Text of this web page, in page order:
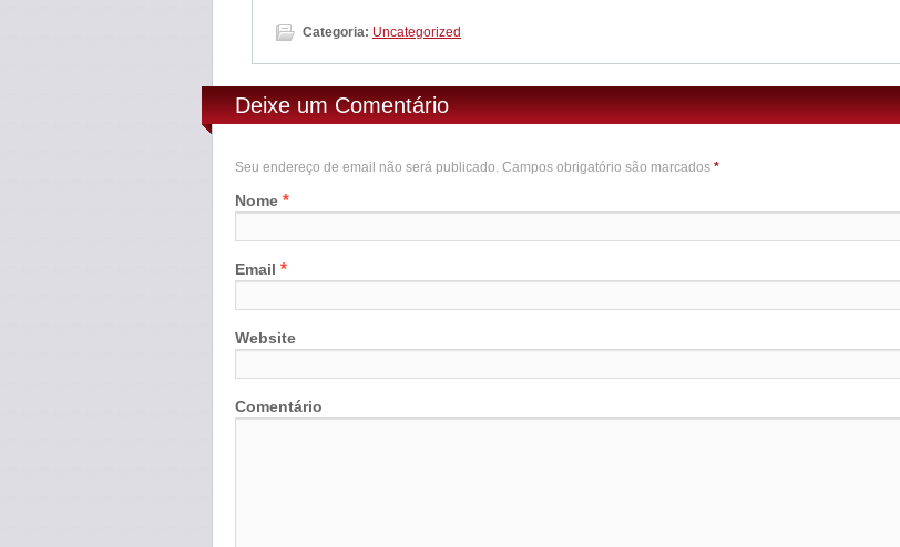
Categoria: Uncategorized
Deixe um Comentário
Seu endereço de email não será publicado. Campos obrigatório são marcados *
Nome *
Email *
Website
Comentário